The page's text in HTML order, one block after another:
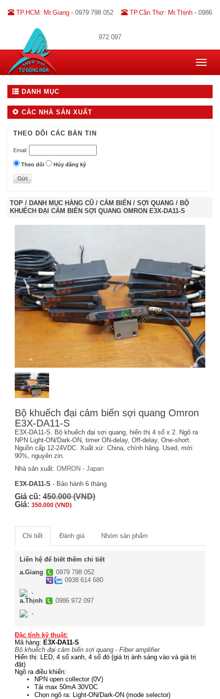
TP.HCM: Mr.Giang - 0979 798 052 TP.Cần Thơ: Mr.Thịnh - 0986
972 097
Toggle
DANH MỤC
CÁC NHÀ SẢN XUẤT
THEO DÕI CÁC BẢN TIN
Email:
Theo dõi Hủy đăng ký
TOP / DANH MỤC HÀNG CŨ / CẢM BIẾN / SỢI QUANG / BỘ
KHUẾCH ĐẠI CẢM BIẾN SỢI QUANG OMRON E3X-DA11-S
Bộ khuếch đại cảm biến sợi quang Omron
E3X-DA11-S
E3X-DA11-S. Bộ khuếch đại sợi quang, hiển thị 4 số x 2. Ngõ ra
NPN Light-ON/Dark-ON, timer ON-delay, Off-delay, One-short.
Nguồn cấp 12-24VDC. Xuất xứ: China, chính hãng. Used, mới
90%, nguyên zin.
Nhà sản xuất: OMRON - Japan
E3X-DA11-S - Bảo hành 6 tháng
Giá cũ: 450.000 (VND)
Giá: 350.000 (VND)
Chi tiết Đánh giá Nhóm sản phẩm
Liên hệ để biết thêm chi tiết
a.Giang
0979 798 052
0938 614 680
-
a.Thịnh
0986 972 097
-
Đặc tính kỹ thuật:
Mã hàng: E3X-DA11-S
Bộ khuếch đại cảm biến sợi quang - Fiber amplifier
Hiển thị: LED, 4 số xanh, 4 số đỏ (giá trị ánh sáng vào và giá trị
đặt)
Ngõ ra điều khiển:
NPN open collector (0V)
Tải max 50mA 30VDC
Chọn ngõ ra: Light-ON/Dark-ON (mode selector)